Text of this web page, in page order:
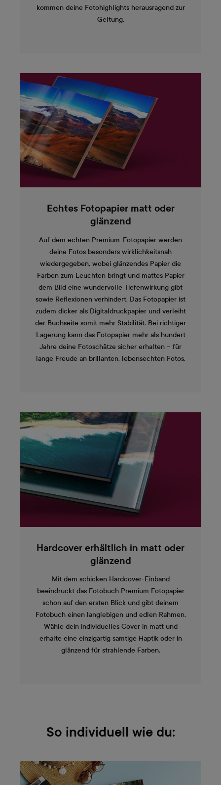
kommen deine Fotohighlights herausragend zur
Geltung.
Echtes Fotopapier matt oder
glänzend
Auf dem echten Premium-Fotopapier werden
deine Fotos besonders wirklichkeitsnah
wiedergegeben, wobei glänzendes Papier die
Farben zum Leuchten bringt und mattes Papier
dem Bild eine wundervolle Tiefenwirkung gibt
sowie Reflexionen verhindert. Das Fotopapier ist
zudem dicker als Digitaldruckpapier und verleiht
der Buchseite somit mehr Stabilität. Bei richtiger
Lagerung kann das Fotopapier mehr als hundert
Jahre deine Fotoschätze sicher erhalten – für
lange Freude an brillanten, lebensechten Fotos.
Hardcover erhältlich in matt oder
glänzend
Mit dem schicken Hardcover-Einband
beeindruckt das Fotobuch Premium Fotopapier
schon auf den ersten Blick und gibt deinem
Fotobuch einen langlebigen und edlen Rahmen.
Wähle dein individuelles Cover in matt und
erhalte eine einzigartig samtige Haptik oder in
glänzend für strahlende Farben.
So individuell wie du: